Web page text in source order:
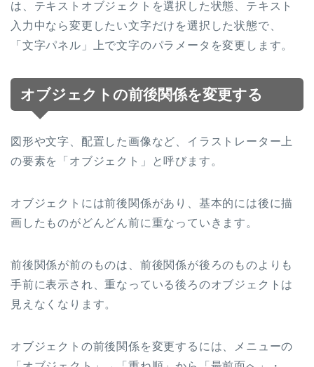
は、テキストオブジェクトを選択した状態、テキスト
入力中なら変更したい文字だけを選択した状態で、
「文字パネル」上で文字のパラメータを変更します。
オブジェクトの前後関係を変更する
図形や文字、配置した画像など、イラストレーター上
の要素を「オブジェクト」と呼びます。
オブジェクトには前後関係があり、基本的には後に描
画したものがどんどん前に重なっていきます。
前後関係が前のものは、前後関係が後ろのものよりも
手前に表示され、重なっている後ろのオブジェクトは
見えなくなります。
オブジェクトの前後関係を変更するには、メニューの